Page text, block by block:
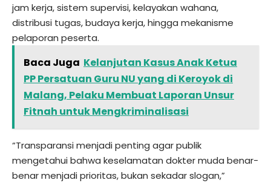
jam kerja, sistem supervisi, kelayakan wahana,
distribusi tugas, budaya kerja, hingga mekanisme
pelaporan peserta.
Baca Juga Kelanjutan Kasus Anak Ketua
PP Persatuan Guru NU yang di Keroyok di
Malang, Pelaku Membuat Laporan Unsur
Fitnah untuk Mengkriminalisasi
“Transparansi menjadi penting agar publik
mengetahui bahwa keselamatan dokter muda benar-
benar menjadi prioritas, bukan sekadar slogan,”